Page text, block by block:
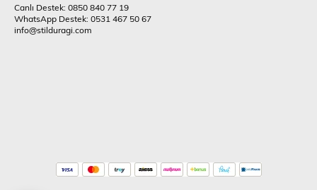
Canlı Destek: 0850 840 77 19
WhatsApp Destek: 0531 467 50 67
info@stilduragi.com